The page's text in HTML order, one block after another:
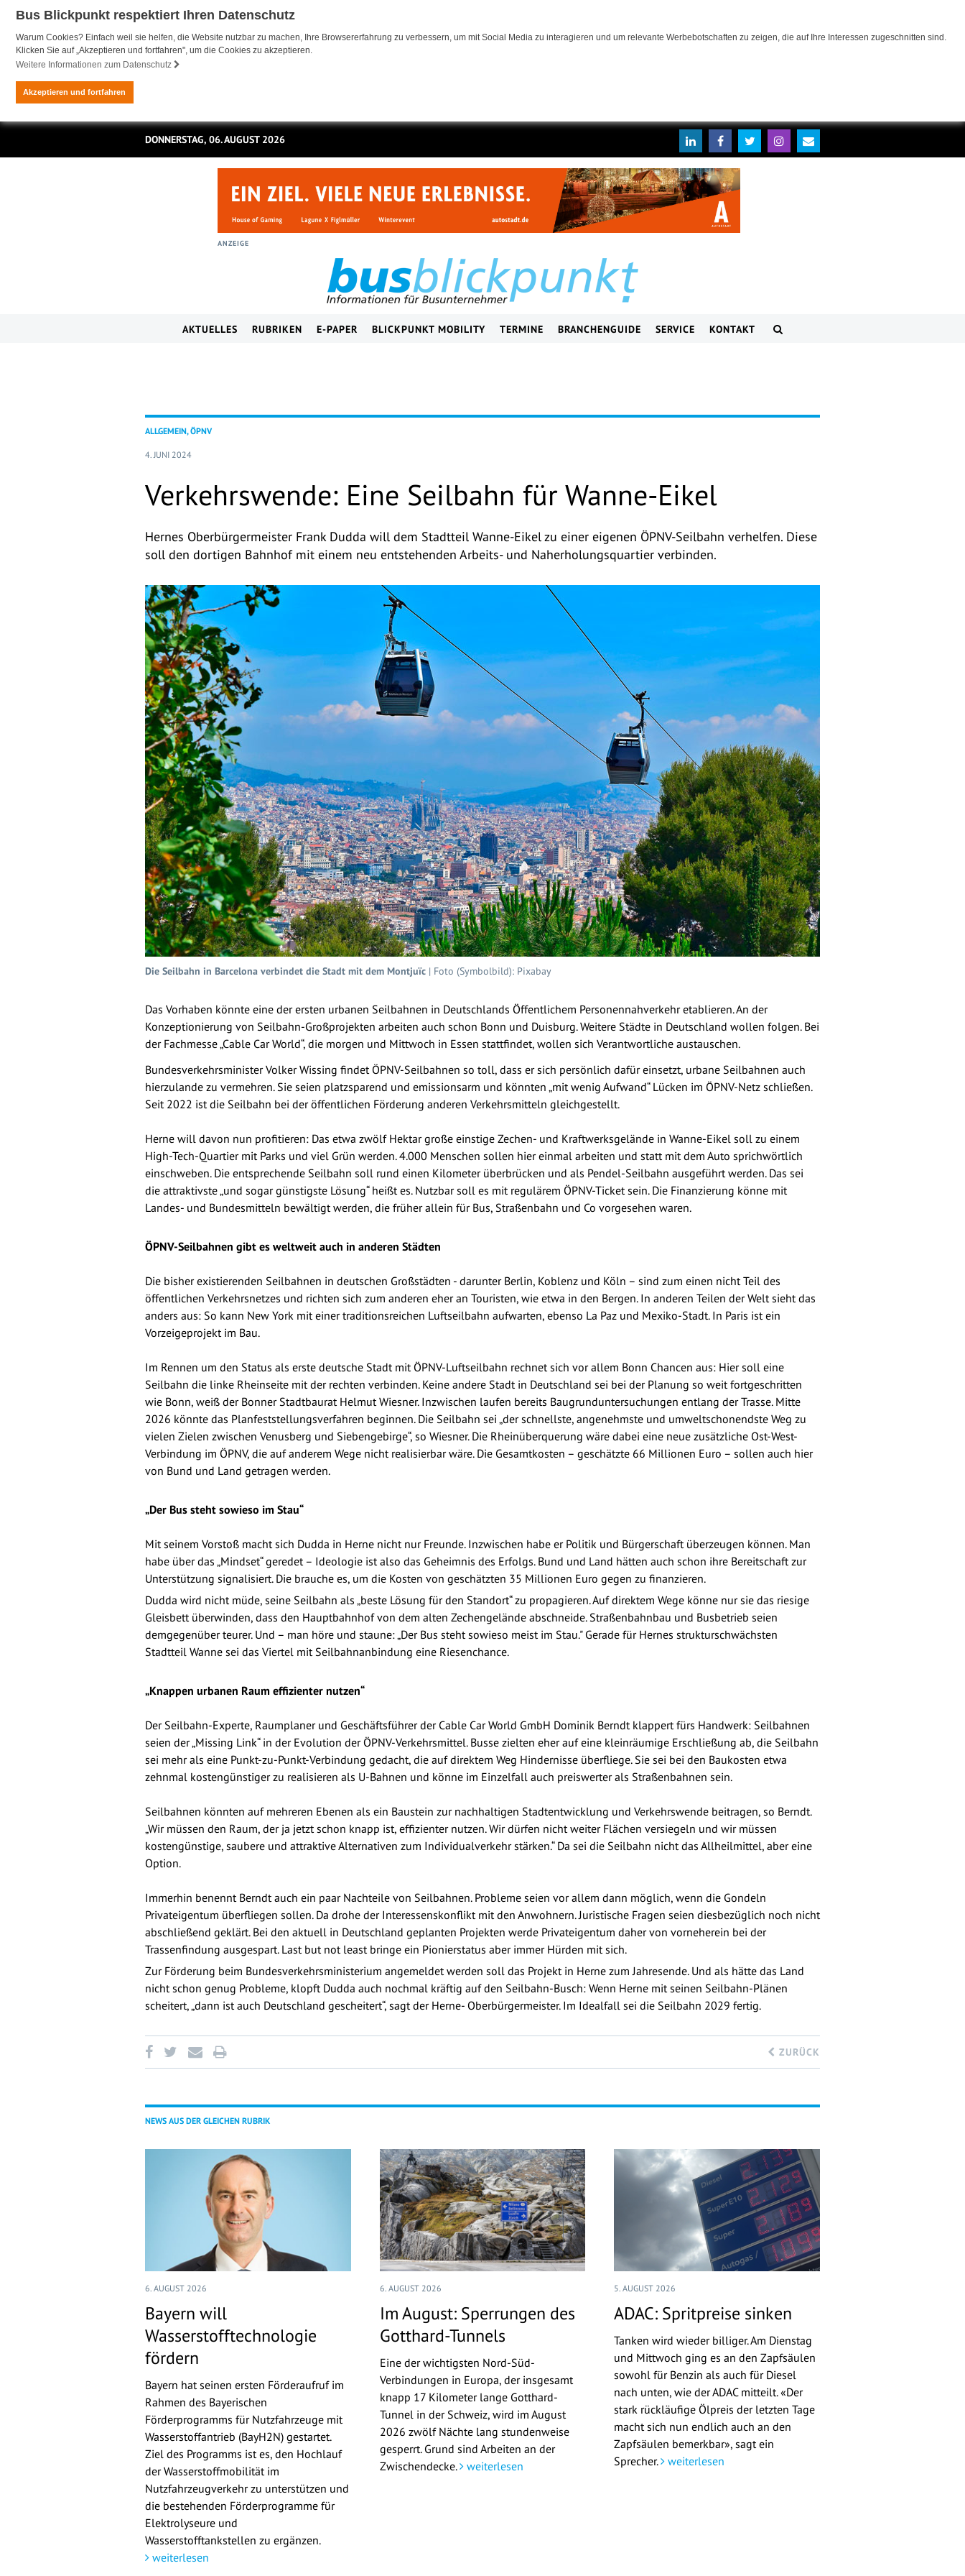
Bus Blickpunkt respektiert Ihren Datenschutz
Warum Cookies? Einfach weil sie helfen, die Website nutzbar zu machen, Ihre Browsererfahrung zu verbessern, um mit Social Media zu interagieren und um relevante Werbebotschaften zu zeigen, die auf Ihre Interessen zugeschnitten sind.
Klicken Sie auf „Akzeptieren und fortfahren", um die Cookies zu akzeptieren.
Weitere Informationen zum Datenschutz
Akzeptieren und fortfahren
DONNERSTAG, 06. AUGUST 2026
ANZEIGE
AKTUELLES RUBRIKEN E-PAPER BLICKPUNKT MOBILITY TERMINE BRANCHENGUIDE SERVICE KONTAKT
ALLGEMEIN, ÖPNV
4. JUNI 2024
Verkehrswende: Eine Seilbahn für Wanne-Eikel
Hernes Oberbürgermeister Frank Dudda will dem Stadtteil Wanne-Eikel zu einer eigenen ÖPNV-Seilbahn verhelfen. Diese
soll den dortigen Bahnhof mit einem neu entstehenden Arbeits- und Naherholungsquartier verbinden.
Die Seilbahn in Barcelona verbindet die Stadt mit dem Montjuïc | Foto (Symbolbild): Pixabay
Das Vorhaben könnte eine der ersten urbanen Seilbahnen in Deutschlands Öffentlichem Personennahverkehr etablieren. An der
Konzeptionierung von Seilbahn-Großprojekten arbeiten auch schon Bonn und Duisburg. Weitere Städte in Deutschland wollen folgen. Bei
der Fachmesse „Cable Car World“, die morgen und Mittwoch in Essen stattfindet, wollen sich Verantwortliche austauschen.
Bundesverkehrsminister Volker Wissing findet ÖPNV-Seilbahnen so toll, dass er sich persönlich dafür einsetzt, urbane Seilbahnen auch
hierzulande zu vermehren. Sie seien platzsparend und emissionsarm und könnten „mit wenig Aufwand“ Lücken im ÖPNV-Netz schließen.
Seit 2022 ist die Seilbahn bei der öffentlichen Förderung anderen Verkehrsmitteln gleichgestellt.
Herne will davon nun profitieren: Das etwa zwölf Hektar große einstige Zechen- und Kraftwerksgelände in Wanne-Eikel soll zu einem
High-Tech-Quartier mit Parks und viel Grün werden. 4.000 Menschen sollen hier einmal arbeiten und statt mit dem Auto sprichwörtlich
einschweben. Die entsprechende Seilbahn soll rund einen Kilometer überbrücken und als Pendel-Seilbahn ausgeführt werden. Das sei
die attraktivste „und sogar günstigste Lösung“ heißt es. Nutzbar soll es mit regulärem ÖPNV-Ticket sein. Die Finanzierung könne mit
Landes- und Bundesmitteln bewältigt werden, die früher allein für Bus, Straßenbahn und Co vorgesehen waren.
ÖPNV-Seilbahnen gibt es weltweit auch in anderen Städten
Die bisher existierenden Seilbahnen in deutschen Großstädten - darunter Berlin, Koblenz und Köln – sind zum einen nicht Teil des
öffentlichen Verkehrsnetzes und richten sich zum anderen eher an Touristen, wie etwa in den Bergen. In anderen Teilen der Welt sieht das
anders aus: So kann New York mit einer traditionsreichen Luftseilbahn aufwarten, ebenso La Paz und Mexiko-Stadt. In Paris ist ein
Vorzeigeprojekt im Bau.
Im Rennen um den Status als erste deutsche Stadt mit ÖPNV-Luftseilbahn rechnet sich vor allem Bonn Chancen aus: Hier soll eine
Seilbahn die linke Rheinseite mit der rechten verbinden. Keine andere Stadt in Deutschland sei bei der Planung so weit fortgeschritten
wie Bonn, weiß der Bonner Stadtbaurat Helmut Wiesner. Inzwischen laufen bereits Baugrunduntersuchungen entlang der Trasse. Mitte
2026 könnte das Planfeststellungsverfahren beginnen. Die Seilbahn sei „der schnellste, angenehmste und umweltschonendste Weg zu
vielen Zielen zwischen Venusberg und Siebengebirge“, so Wiesner. Die Rheinüberquerung wäre dabei eine neue zusätzliche Ost-West-
Verbindung im ÖPNV, die auf anderem Wege nicht realisierbar wäre. Die Gesamtkosten – geschätzte 66 Millionen Euro – sollen auch hier
von Bund und Land getragen werden.
„Der Bus steht sowieso im Stau“
Mit seinem Vorstoß macht sich Dudda in Herne nicht nur Freunde. Inzwischen habe er Politik und Bürgerschaft überzeugen können. Man
habe über das „Mindset“ geredet – Ideologie ist also das Geheimnis des Erfolgs. Bund und Land hätten auch schon ihre Bereitschaft zur
Unterstützung signalisiert. Die brauche es, um die Kosten von geschätzten 35 Millionen Euro gegen zu finanzieren.
Dudda wird nicht müde, seine Seilbahn als „beste Lösung für den Standort“ zu propagieren. Auf direktem Wege könne nur sie das riesige
Gleisbett überwinden, dass den Hauptbahnhof von dem alten Zechengelände abschneide. Straßenbahnbau und Busbetrieb seien
demgegenüber teurer. Und – man höre und staune: „Der Bus steht sowieso meist im Stau." Gerade für Hernes strukturschwächsten
Stadtteil Wanne sei das Viertel mit Seilbahnanbindung eine Riesenchance.
„Knappen urbanen Raum effizienter nutzen“
Der Seilbahn-Experte, Raumplaner und Geschäftsführer der Cable Car World GmbH Dominik Berndt klappert fürs Handwerk: Seilbahnen
seien der „Missing Link“ in der Evolution der ÖPNV-Verkehrsmittel. Busse zielten eher auf eine kleinräumige Erschließung ab, die Seilbahn
sei mehr als eine Punkt-zu-Punkt-Verbindung gedacht, die auf direktem Weg Hindernisse überfliege. Sie sei bei den Baukosten etwa
zehnmal kostengünstiger zu realisieren als U-Bahnen und könne im Einzelfall auch preiswerter als Straßenbahnen sein.
Seilbahnen könnten auf mehreren Ebenen als ein Baustein zur nachhaltigen Stadtentwicklung und Verkehrswende beitragen, so Berndt.
„Wir müssen den Raum, der ja jetzt schon knapp ist, effizienter nutzen. Wir dürfen nicht weiter Flächen versiegeln und wir müssen
kostengünstige, saubere und attraktive Alternativen zum Individualverkehr stärken.“ Da sei die Seilbahn nicht das Allheilmittel, aber eine
Option.
Immerhin benennt Berndt auch ein paar Nachteile von Seilbahnen. Probleme seien vor allem dann möglich, wenn die Gondeln
Privateigentum überfliegen sollen. Da drohe der Interessenskonflikt mit den Anwohnern. Juristische Fragen seien diesbezüglich noch nicht
abschließend geklärt. Bei den aktuell in Deutschland geplanten Projekten werde Privateigentum daher von vorneherein bei der
Trassenfindung ausgespart. Last but not least bringe ein Pionierstatus aber immer Hürden mit sich.
Zur Förderung beim Bundesverkehrsministerium angemeldet werden soll das Projekt in Herne zum Jahresende. Und als hätte das Land
nicht schon genug Probleme, klopft Dudda auch nochmal kräftig auf den Seilbahn-Busch: Wenn Herne mit seinen Seilbahn-Plänen
scheitert, „dann ist auch Deutschland gescheitert“, sagt der Herne- Oberbürgermeister. Im Idealfall sei die Seilbahn 2029 fertig.
ZURÜCK
NEWS AUS DER GLEICHEN RUBRIK
6. AUGUST 2026
Bayern will
Wasserstofftechnologie
fördern
Bayern hat seinen ersten Förderaufruf im
Rahmen des Bayerischen
Förderprogramms für Nutzfahrzeuge mit
Wasserstoffantrieb (BayH2N) gestartet.
Ziel des Programms ist es, den Hochlauf
der Wasserstoffmobilität im
Nutzfahrzeugverkehr zu unterstützen und
die bestehenden Förderprogramme für
Elektrolyseure und
Wasserstofftankstellen zu ergänzen.
weiterlesen
6. AUGUST 2026
Im August: Sperrungen des
Gotthard-Tunnels
Eine der wichtigsten Nord-Süd-
Verbindungen in Europa, der insgesamt
knapp 17 Kilometer lange Gotthard-
Tunnel in der Schweiz, wird im August
2026 zwölf Nächte lang stundenweise
gesperrt. Grund sind Arbeiten an der
Zwischendecke. weiterlesen
5. AUGUST 2026
ADAC: Spritpreise sinken
Tanken wird wieder billiger. Am Dienstag
und Mittwoch ging es an den Zapfsäulen
sowohl für Benzin als auch für Diesel
nach unten, wie der ADAC mitteilt. «Der
stark rückläufige Ölpreis der letzten Tage
macht sich nun endlich auch an den
Zapfsäulen bemerkbar», sagt ein
Sprecher. weiterlesen